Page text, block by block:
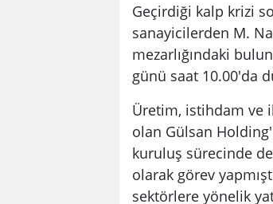
Geçirdiği kalp krizi
sanayicilerden M.
mezarlığındaki
günü saat 10.00'da
Üretim, istihdam ve
olan Gülsan
kuruluş sürecinde de
olarak görev
sektörlere yönelik